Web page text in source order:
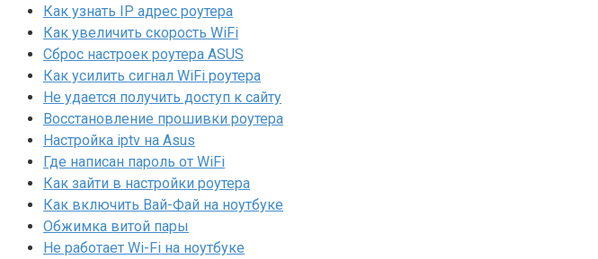
Как узнать IP адрес роутера
Как увеличить скорость WiFi
Сброс настроек роутера ASUS
Как усилить сигнал WiFi роутера
Не удается получить доступ к сайту
Восстановление прошивки роутера
Настройка iptv на Asus
Где написан пароль от WiFi
Как зайти в настройки роутера
Как включить Вай-Фай на ноутбуке
Обжимка витой пары
Не работает Wi-Fi на ноутбуке